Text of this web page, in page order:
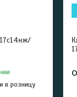
в розницу